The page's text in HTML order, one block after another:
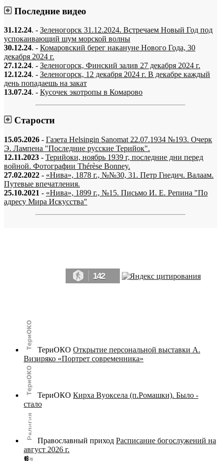
Последние видео
31.12.24. - Зеленогорск 31.12.2024. Встречаем Новый Год под
успокаивающий шум морской волны
30.12.24. - Комаровский берег накануне Нового Года, 30
декабря 2024 г.
27.12.24. - Зеленогорск, Финский залив 27 декабря 2024 г.
12.12.24. - Зеленогорск, 12 декабря 2024 г. В декабре каждый
день попадаешь на закат
13.07.24. - Кусочек экотропы в Комарово
Старости
15.05.2026 - Газета Helsingin Sanomat 22.07.1934 №193. Очерк
Э. Лампена "Последние русские Терийок".
12.11.2023 - Терийоки, ноябрь 1939 г, последние дни перед
войной. Фотографии Thérèse Bonney.
27.02.2022 - «Нива», 1878 г., №№30, 31. Петр Гнедич. Валаам.
Путевые впечатления.
25.10.2021 - «Нива», 1899 г., №15. Письмо И. Е. Репина "По
адресу Мира Искусства"
142
ТериОКО Открытие персональной выставки А.
Визиряко «Портрет современника»
ТериОКО Кирха Вуоксела (п.Ромашки). Было -
стало
Православный приход Расписание богослужений на
август 2026 г.